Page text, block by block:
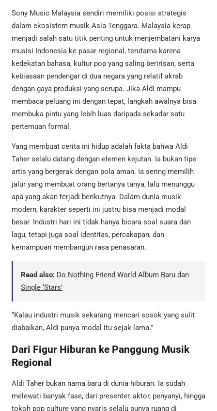
Sony Music Malaysia sendiri memiliki posisi strategis
dalam ekosistem musik Asia Tenggara. Malaysia kerap
menjadi salah satu titik penting untuk menjembatani karya
musisi Indonesia ke pasar regional, terutama karena
kedekatan bahasa, kultur pop yang saling beririsan, serta
kebiasaan pendengar di dua negara yang relatif akrab
dengan gaya produksi yang serupa. Jika Aldi mampu
membaca peluang ini dengan tepat, langkah awalnya bisa
membuka pintu yang lebih luas daripada sekadar satu
pertemuan formal.
Yang membuat cerita ini hidup adalah fakta bahwa Aldi
Taher selalu datang dengan elemen kejutan. Ia bukan tipe
artis yang bergerak dengan pola aman. Ia sering memilih
jalur yang membuat orang bertanya tanya, lalu menunggu
apa yang akan terjadi berikutnya. Dalam dunia musik
modern, karakter seperti ini justru bisa menjadi modal
besar. Industri hari ini tidak hanya bicara soal suara dan
lagu, tetapi juga soal identitas, percakapan, dan
kemampuan membangun rasa penasaran.
Read also: Do Nothing Friend World Album Baru dan
Single ‘Stars’
“Kalau industri musik sekarang mencari sosok yang sulit
diabaikan, Aldi punya modal itu sejak lama.”
Dari Figur Hiburan ke Panggung Musik
Regional
Aldi Taher bukan nama baru di dunia hiburan. Ia sudah
melewati banyak fase, dari presenter, aktor, penyanyi, hingga
tokoh pop culture yang nyaris selalu punya ruang di